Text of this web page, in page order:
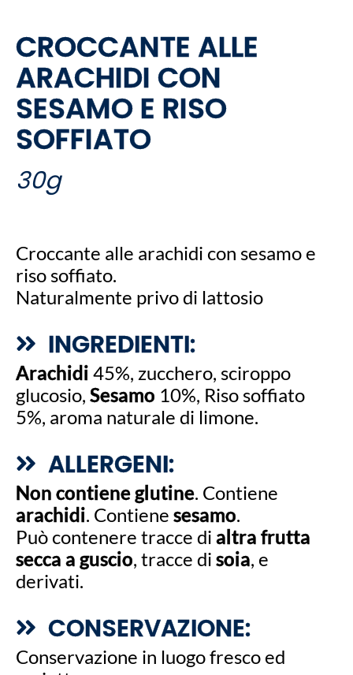
CROCCANTE ALLE
ARACHIDI CON
SESAMO E RISO
SOFFIATO
30g
Croccante alle arachidi con sesamo e
riso soffiato.
Naturalmente privo di lattosio
INGREDIENTI:
Arachidi 45%, zucchero, sciroppo
glucosio, Sesamo 10%, Riso soffiato
5%, aroma naturale di limone.
ALLERGENI:
Non contiene glutine. Contiene
arachidi. Contiene sesamo.
Può contenere tracce di altra frutta
secca a guscio, tracce di soia, e
derivati.
CONSERVAZIONE:
Conservazione in luogo fresco ed